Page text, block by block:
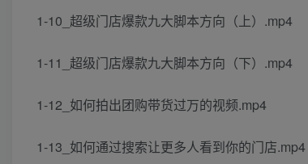
1-10_超级门店爆款九大脚本方向（上）.mp4
1-11_超级门店爆款九大脚本方向（下）.mp4
1-12_如何拍出团购带货过万的视频.mp4
1-13_如何通过搜索让更多人看到你的门店.mp4